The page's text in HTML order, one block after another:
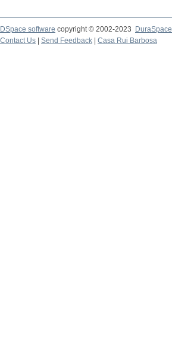
DSpace software copyright © 2002-2023
DuraSpace
Contact Us
Send Feedback Casa Rui Barbosa